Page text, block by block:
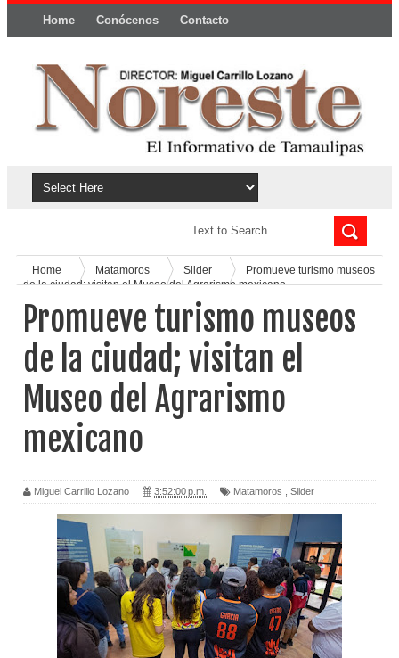
Home Conócenos Contacto
Home Matamoros Slider
Promueve turismo museos
de la ciudad; visitan el Museo del Agrarismo mexicano
Promueve turismo museos
de la ciudad; visitan el
Museo del Agrarismo
mexicano
Miguel Carrillo Lozano 3:52:00 p.m. Matamoros Slider